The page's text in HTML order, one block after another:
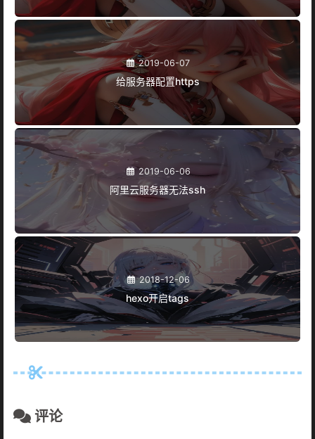
2019-06-07
给服务器配置https
2019-06-06
阿里云服务器无法ssh
2018-12-06
hexo开启tags
评论